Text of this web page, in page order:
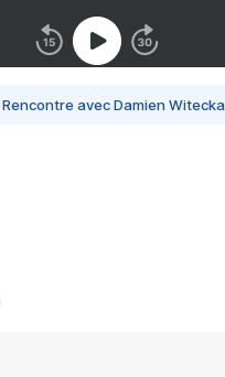
avec Damien Witecka